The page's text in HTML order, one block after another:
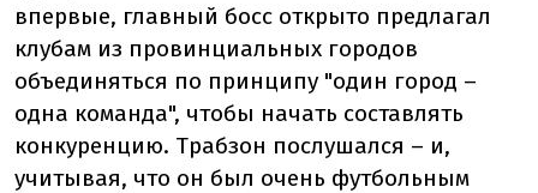
впервые, главный босс открыто предлагал
клубам из провинциальных городов
объединяться по принципу "один город –
одна команда", чтобы начать составлять
конкуренцию. Трабзон послушался – и,
учитывая, что он был очень футбольным